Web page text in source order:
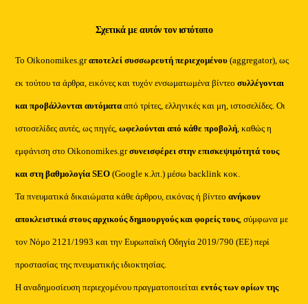
Σχετικά με αυτόν τον ιστότοπο
Το Oikonomikes.grαποτελεί συσσωρευτή περιεχομένου (aggregator), ως
εκ τούτου τα άρθρα, εικόνες και τυχόν ενσωματωμένα βίντεοσυλλέγονται
και προβάλλονται αυτόματααπό τρίτες, ελληνικές και μη, ιστοσελίδες. Οι
ιστοσελίδες αυτές, ως πηγές,ωφελούνται από κάθε προβολή, καθώς η
εμφάνιση στο Oikonomikes.grσυνεισφέρει στην επισκεψιμότητά τους
και στη βαθμολογία SEO (Google κ.λπ.) μέσω backlink κοκ.
Τα πνευματικά δικαιώματα κάθε άρθρου, εικόνας ή βίντεοανήκουν
αποκλειστικά στους αρχικούς δημιουργούς και φορείς τους, σύμφωνα με
τον Νόμο 2121/1993 και την Ευρωπαϊκή Οδηγία 2019/790 (ΕΕ) περί
προστασίας της πνευματικής ιδιοκτησίας.
Η αναδημοσίευση περιεχομένου πραγματοποιείταιεντός των ορίων της